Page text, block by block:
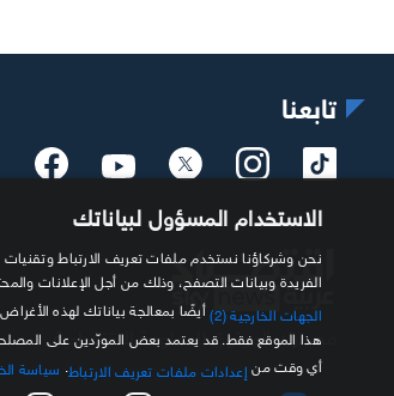
تابعنا
مصدرك الموثوق للمعلومة الاقتصادية
الاستخدام المسؤول لبياناتك
الفريدة وبيانات التصفح، وذلك من أجل الإعلانات
الجهات الخارجية (2)
أيضًا بمعالجة بياناتك لهذه
هذا الموقع فقط. قد يعتمد بعض المورّدين على
أي وقت من إعدادات ملفات تعريف الارتباط سياسة